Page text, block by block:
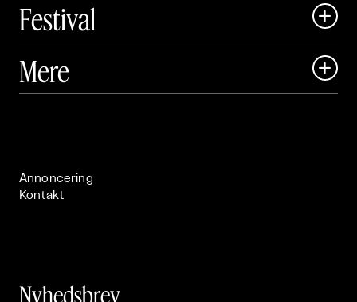
Festival

 Art Matter Festival
Mere 
Annoncering
Kontakt
Nyhedsbrev